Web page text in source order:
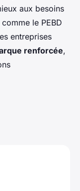
aux besoins
le PEBD
entreprises
renforcée,